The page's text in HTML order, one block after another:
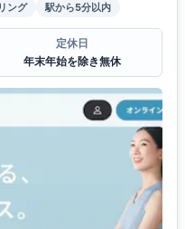
ング 駅から5分以内
定休日
年末年始を除き無休